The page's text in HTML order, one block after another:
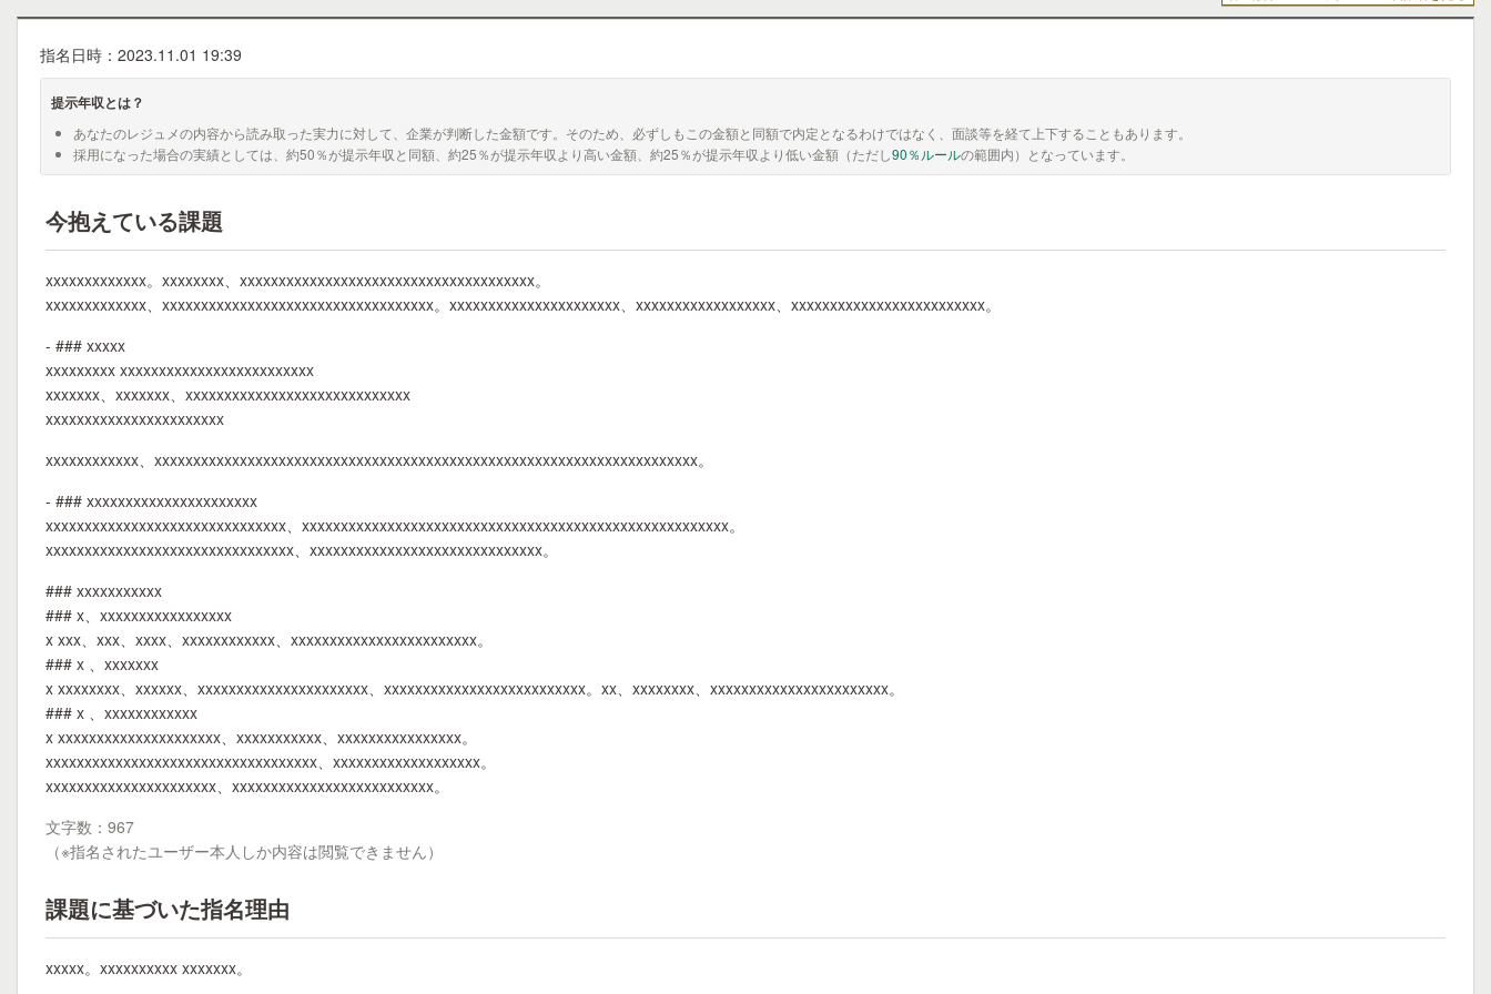
指名日時：2023.11.01 19:39
提示年収とは？
あなたのレジュメの内容から読み取った実力に対して、企業が判断した金額です。そのため、必ずしもこの金額と同額で内定となるわけではなく、面談等を経て上下することもあります。
採用になった場合の実績としては、約50％が提示年収と同額、約25％が提示年収より高い金額、約25％が提示年収より低い金額（ただし90％ルールの範囲内）となっています。
今抱えている課題
xxxxxxxxxxxxx。xxxxxxxx、xxxxxxxxxxxxxxxxxxxxxxxxxxxxxxxxxxxxxx。
xxxxxxxxxxxxx、xxxxxxxxxxxxxxxxxxxxxxxxxxxxxxxxxxx。xxxxxxxxxxxxxxxxxxxxxx、xxxxxxxxxxxxxxxxxx、xxxxxxxxxxxxxxxxxxxxxxxxx。
- ### xxxxx
xxxxxxxxx xxxxxxxxxxxxxxxxxxxxxxxxx
xxxxxxx、xxxxxxx、xxxxxxxxxxxxxxxxxxxxxxxxxxxxx
xxxxxxxxxxxxxxxxxxxxxxx
xxxxxxxxxxxx、xxxxxxxxxxxxxxxxxxxxxxxxxxxxxxxxxxxxxxxxxxxxxxxxxxxxxxxxxxxxxxxxxxxxxx。
- ### xxxxxxxxxxxxxxxxxxxxxx
xxxxxxxxxxxxxxxxxxxxxxxxxxxxxxx、xxxxxxxxxxxxxxxxxxxxxxxxxxxxxxxxxxxxxxxxxxxxxxxxxxxxxxx。
xxxxxxxxxxxxxxxxxxxxxxxxxxxxxxxx、xxxxxxxxxxxxxxxxxxxxxxxxxxxxxx。
### xxxxxxxxxxx
### x、xxxxxxxxxxxxxxxxx
x xxx、xxx、xxxx、xxxxxxxxxxxx、xxxxxxxxxxxxxxxxxxxxxxxx。
### x 、xxxxxxx
x xxxxxxxx、xxxxxx、xxxxxxxxxxxxxxxxxxxxxx、xxxxxxxxxxxxxxxxxxxxxxxxxx。xx、xxxxxxxx、xxxxxxxxxxxxxxxxxxxxxxx。
### x 、xxxxxxxxxxxx
x xxxxxxxxxxxxxxxxxxxxx、xxxxxxxxxxx、xxxxxxxxxxxxxxxx。
xxxxxxxxxxxxxxxxxxxxxxxxxxxxxxxxxxx、xxxxxxxxxxxxxxxxxxx。
xxxxxxxxxxxxxxxxxxxxxx、xxxxxxxxxxxxxxxxxxxxxxxxxx。
文字数：967
（※指名されたユーザー本人しか内容は閲覧できません）
課題に基づいた指名理由
xxxxx。xxxxxxxxxx xxxxxxx。